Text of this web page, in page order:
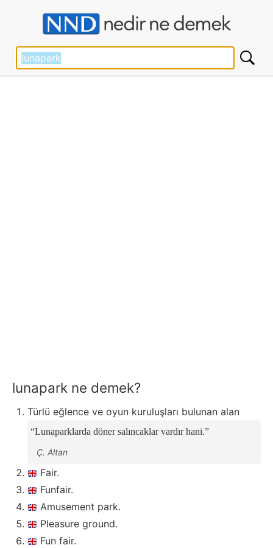
lunapark ne demek?
Türlü eğlence ve oyun kuruluşları bulunan alan
Lunaparklarda döner salıncaklar vardır hani.
Ç. Altan
Fair.
Funfair.
Amusement park.
Pleasure ground.
Fun fair.